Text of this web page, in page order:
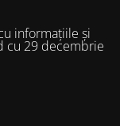
informațiile și
cu 29 decembrie